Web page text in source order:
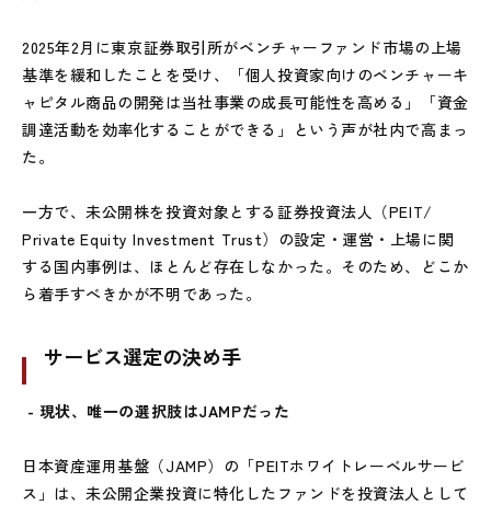
2025年2月に東京証券取引所がベンチャーファンド市場の上場
基準を緩和したことを受け、「個人投資家向けのベンチャーキ
ャピタル商品の開発は当社事業の成長可能性を高める」「資金
調達活動を効率化することができる」という声が社内で高まっ
た。
一方で、未公開株を投資対象とする証券投資法人（PEIT/
Private Equity Investment Trust）の設定・運営・上場に関
する国内事例は、ほとんど存在しなかった。そのため、どこか
ら着手すべきかが不明であった。
サービス選定の決め手
- 現状、唯一の選択肢はJAMPだった
日本資産運用基盤（JAMP）の「PEITホワイトレーベルサービ
ス」は、未公開企業投資に特化したファンドを投資法人として